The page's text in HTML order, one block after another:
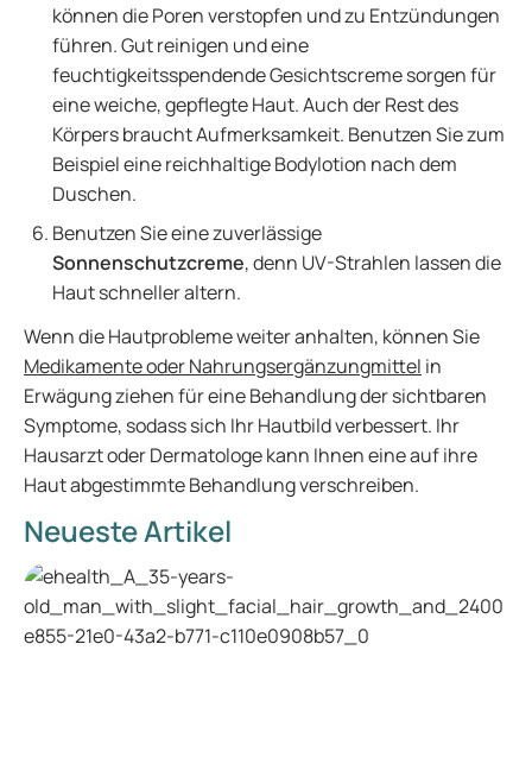
können die Poren verstopfen und zu Entzündungen
führen. Gut reinigen und eine
feuchtigkeitsspendende Gesichtscreme sorgen für
eine weiche, gepflegte Haut. Auch der Rest des
Körpers braucht Aufmerksamkeit. Benutzen Sie zum
Beispiel eine reichhaltige Bodylotion nach dem
Duschen.
Benutzen Sie eine zuverlässige
Sonnenschutzcreme, denn UV-Strahlen lassen die
Haut schneller altern.
Wenn die Hautprobleme weiter anhalten, können Sie
Medikamente oder Nahrungsergänzungmittel in
Erwägung ziehen für eine Behandlung der sichtbaren
Symptome, sodass sich Ihr Hautbild verbessert. Ihr
Hausarzt oder Dermatologe kann Ihnen eine auf ihre
Haut abgestimmte Behandlung verschreiben.
Neueste Artikel